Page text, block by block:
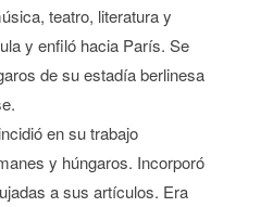
teatro, literatura y
y enfiló hacia París. Se
de su estadía berlinesa
en su trabajo
y húngaros. Incorporó
a sus artículos. Era